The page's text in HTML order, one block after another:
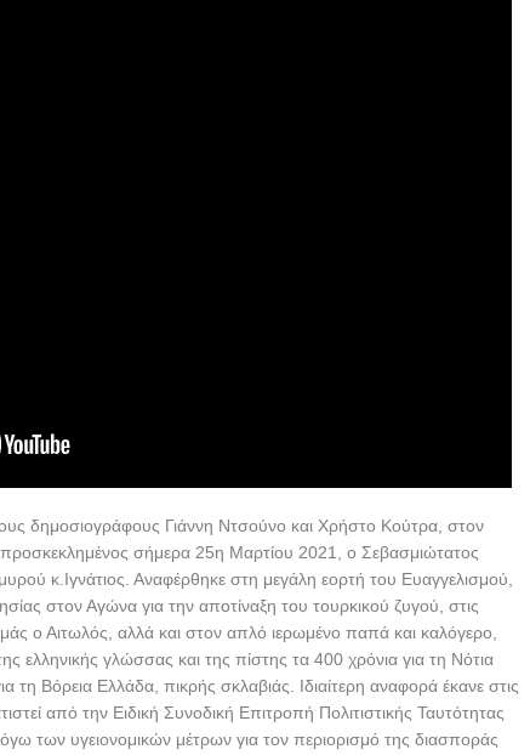
δημοσιογράφους Γιάννη Ντσούνο και Χρήστο Κούτρα, στον
σήμερα 25η Μαρτίου 2021, ο Σεβασμιώτατος
κ.Ιγνάτιος. Αναφέρθηκε στη μεγάλη εορτή του Ευαγγελισμού,
στον Αγώνα για την αποτίναξη του τουρκικού ζυγού, στις
ο Αιτωλός, αλλά και στον απλό ιερωμένο παπά και καλόγερο,
ελληνικής γλώσσας και της πίστης τα 400 χρόνια για τη Νότια
τη Βόρεια Ελλάδα, πικρής σκλαβιάς. Ιδιαίτερη αναφορά έκανε στις
από την Ειδική Συνοδική Επιτροπή Πολιτιστικής Ταυτότητας
των υγειονομικών μέτρων για τον περιορισμό της διασποράς